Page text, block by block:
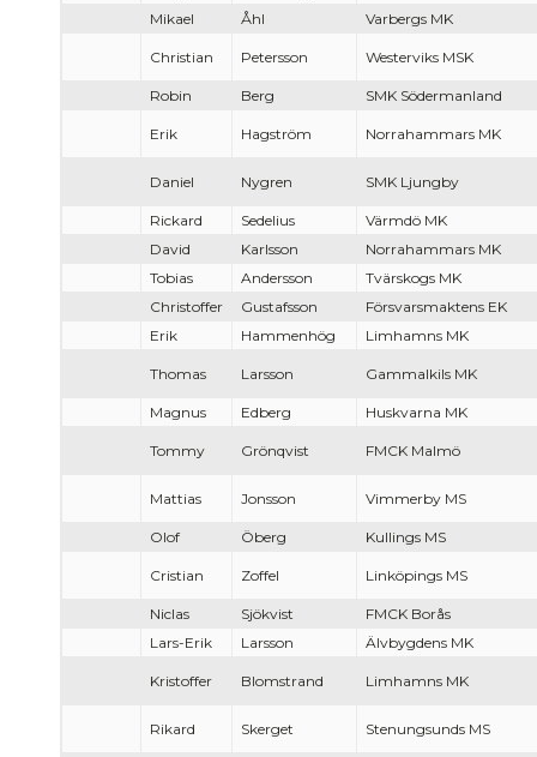
Mikael
Åhl Varbergs MK
Christian Petersson Westerviks MSK
Robin Berg SMK Södermanland
Erik Hagström Norrahammars MK
Daniel Nygren SMK Ljungby
Rickard Sedelius
Värmdö MK
David
Karlsson
Norrahammars MK
Tobias
Andersson
Tvärskogs MK
Christoffer
Gustafsson
Försvarsmaktens EK
Erik
Hammenhög Limhamns MK
Thomas Larsson Gammalkils MK
Magnus Edberg Huskvarna MK
Tommy Grönqvist FMCK Malmö
Mattias Jonsson Vimmerby MS
Olof Öberg Kullings MS
Cristian Zoffel Linköpings MS
Niclas Sjökvist
FMCK Borås
Lars-Erik
Larsson Älvbygdens MK
Kristoffer Blomstrand Limhamns MK
Rikard Skerget Stenungsunds MS